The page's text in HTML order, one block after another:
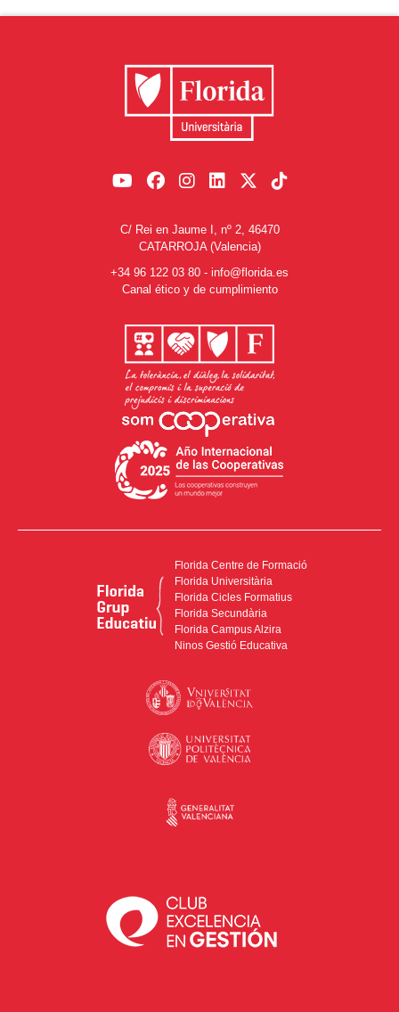
C/ Rei en Jaume I, nº 2, 46470
CATARROJA (Valencia)
+34 96 122 03 80 - info@florida.es
Canal ético y de cumplimiento
Florida Centre de Formació
Florida Universitària
Florida Cicles Formatius
Florida Secundària
Florida Campus Alzira
Ninos Gestió Educativa